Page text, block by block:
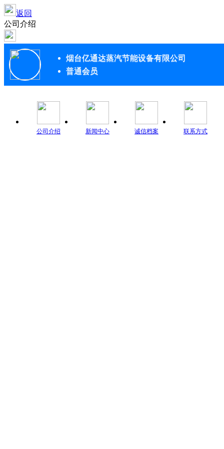
返回
公司介绍
烟台亿通达蒸汽节能设备有限公司
普通会员
公司介绍 新闻中心 诚信档案 联系方式